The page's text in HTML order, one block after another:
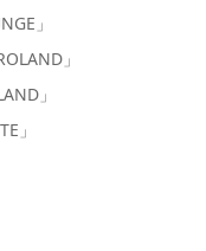
」
」
」
」